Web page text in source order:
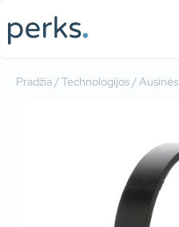
Pradžia/Technologijos/Ausinės